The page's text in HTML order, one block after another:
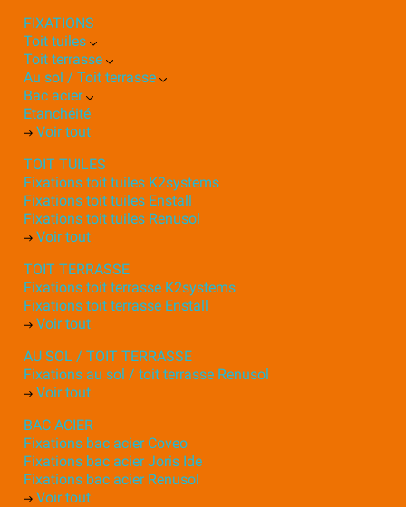
FIXATIONS
Toit tuiles
Toit terrasse
Au sol / Toit terrasse
Bac acier
Etanchéité
Voir tout
TOIT TUILES
Fixations toit tuiles K2systems
Fixations toit tuiles Enstall
Fixations toit tuiles Renusol
Voir tout
TOIT TERRASSE
Fixations toit terrasse K2systems
Fixations toit terrasse Enstall
Voir tout
AU SOL / TOIT TERRASSE
Fixations au sol / toit terrasse Renusol
Voir tout
BAC ACIER
Fixations bac acier Coveo
Fixations bac acier Joris Ide
Fixations bac acier Renusol
Voir tout